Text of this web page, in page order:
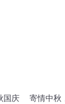
国庆
寄情中秋